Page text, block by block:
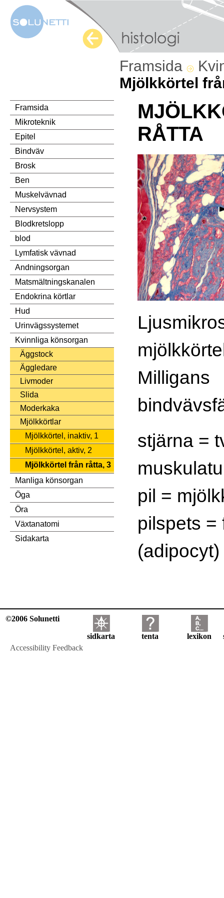
Framsida
Mjölkkörtel
Framsida
Mikroteknik
Epitel
Bindväv
Brosk
Ben
Muskelvävnad
Nervsystem
Blodkretslopp
blod
Lymfatisk vävnad
Andningsorgan
Matsmältningskanalen
Endokrina körtlar
Hud
Urinvägssystemet
Kvinnliga könsorgan
Äggstock
Äggledare
Livmoder
Slida
Moderkaka
Mjölkkörtlar
Mjölkkörtel, inaktiv, 1
Mjölkkörtel, aktiv, 2
Mjölkkörtel från råtta, 3
Manliga könsorgan
Öga
Öra
Växtanatomi
Sidakarta
RÅTTA
Milligans
stjärna =
pil =
pilspets =
(adipocyt)
©2006 Solunetti
sidkarta tenta lexikon
Accessibility Feedback